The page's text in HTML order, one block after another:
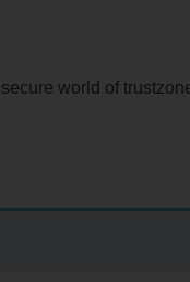
world of